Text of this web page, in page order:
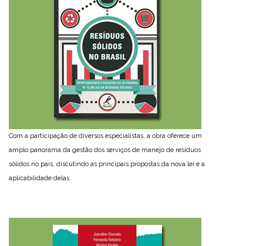
Com a participação de diversos especialistas, a obra oferece um
amplo panorama da gestão dos serviços de manejo de resíduos
sólidos no país, discutindo as principais propostas da nova lei e a
aplicabilidade delas.